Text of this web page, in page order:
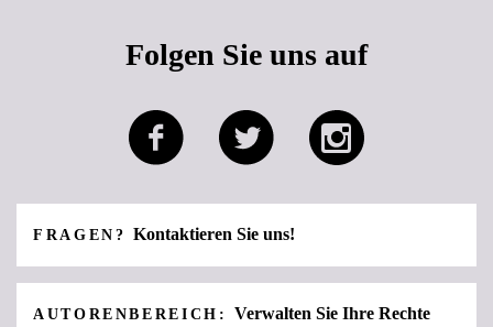
Folgen Sie uns auf
FRAGEN?Kontaktieren Sie uns!
AUTORENBEREICH:Verwalten Sie Ihre Rechte